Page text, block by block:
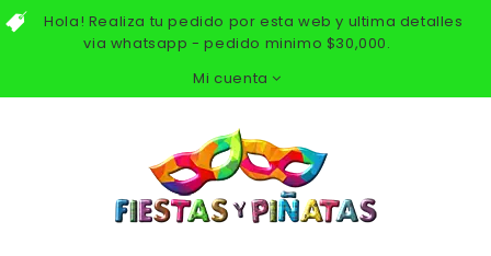
Hola! Realiza tu pedido por esta web y ultima detalles
via whatsapp - pedido minimo $30,000.
Mi cuenta